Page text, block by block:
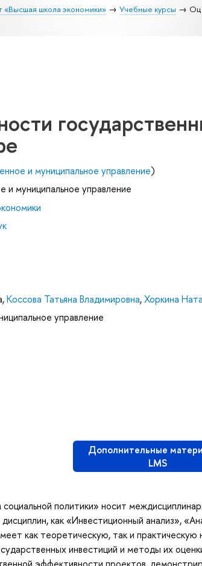
«Высшая школа экономики» Учебные курсы
и муниципальное управление)
и муниципальное управление
,Коссова Татьяна Владимировна,Хоркина
управление
Дополнительные
LMS
политики» носит
как «Инвестиционный анализ»,
как теоретическую, так и практическую
инвестиций и методы их